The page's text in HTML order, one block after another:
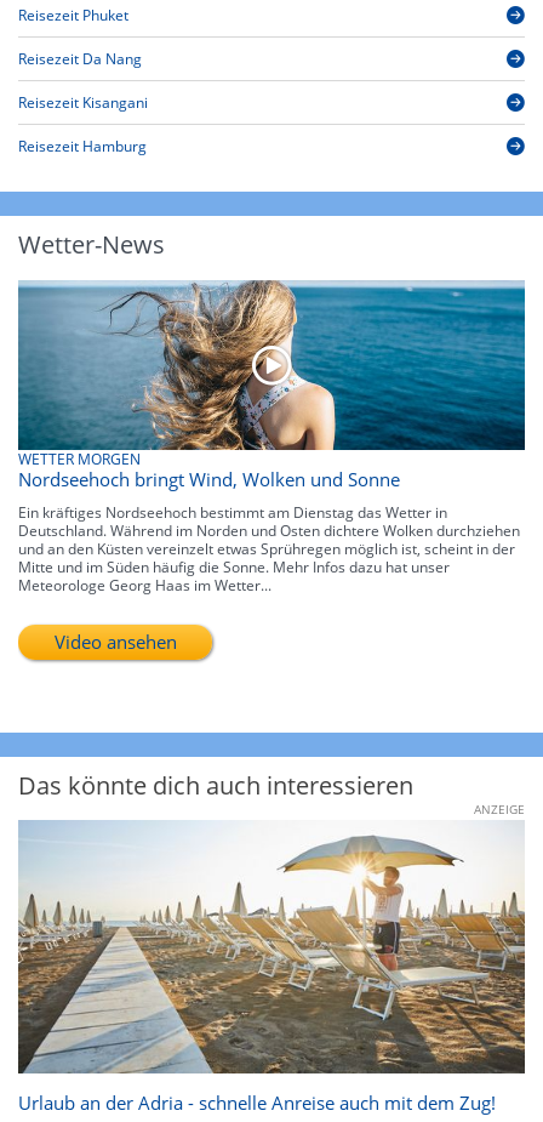
Reisezeit Phuket
Reisezeit Da Nang
Reisezeit Kisangani
Reisezeit Hamburg
Wetter-News
WETTER MORGEN
Nordseehoch bringt Wind, Wolken und Sonne
Ein kräftiges Nordseehoch bestimmt am Dienstag das Wetter in
Deutschland. Während im Norden und Osten dichtere Wolken durchziehen
und an den Küsten vereinzelt etwas Sprühregen möglich ist, scheint in der
Mitte und im Süden häufig die Sonne. Mehr Infos dazu hat unser
Meteorologe Georg Haas im Wetter...
Video ansehen
Das könnte dich auch interessieren
ANZEIGE
Urlaub an der Adria - schnelle Anreise auch mit dem Zug!